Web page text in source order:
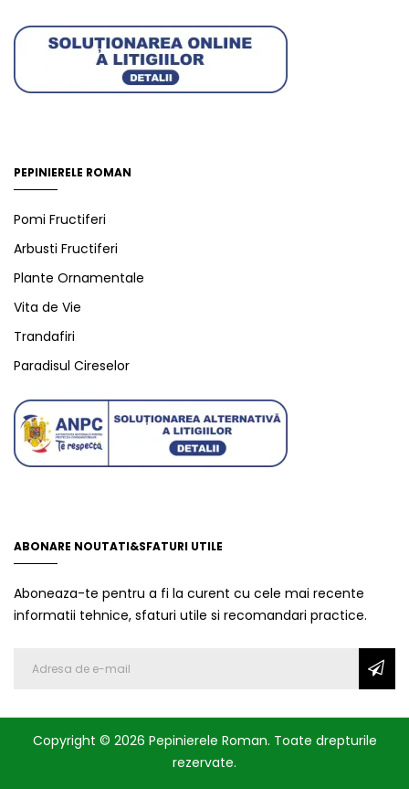
PEPINIERELE ROMAN
Pomi Fructiferi
Arbusti Fructiferi
Plante Ornamentale
Vita de Vie
Trandafiri
Paradisul Cireselor
ABONARE NOUTATI&SFATURI UTILE
Aboneaza-te pentru a fi la curent cu cele mai recente
informatii tehnice, sfaturi utile si recomandari practice.
Copyright © 2026 Pepinierele Roman. Toate drepturile
rezervate.